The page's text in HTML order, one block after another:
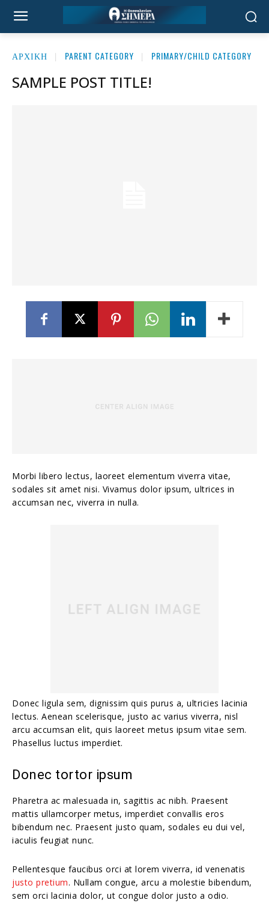
ΑΡΧΙΚΉ PARENT CATEGORY PRIMARY/CHILD CATEGORY
SAMPLE POST TITLE!
Morbi libero lectus, laoreet elementum viverra vitae,
sodales sit amet nisi. Vivamus dolor ipsum, ultrices in
accumsan nec, viverra in nulla.
Donec ligula sem, dignissim quis purus a, ultricies lacinia
lectus. Aenean scelerisque, justo ac varius viverra, nisl
arcu accumsan elit, quis laoreet metus ipsum vitae sem.
Phasellus luctus imperdiet.
Donec tortor ipsum
Pharetra ac malesuada in, sagittis ac nibh. Praesent
mattis ullamcorper metus, imperdiet convallis eros
bibendum nec. Praesent justo quam, sodales eu dui vel,
iaculis feugiat nunc.
Pellentesque faucibus orci at lorem viverra, id venenatis
justo pretium. Nullam congue, arcu a molestie bibendum,
sem orci lacinia dolor, ut congue dolor justo a odio.